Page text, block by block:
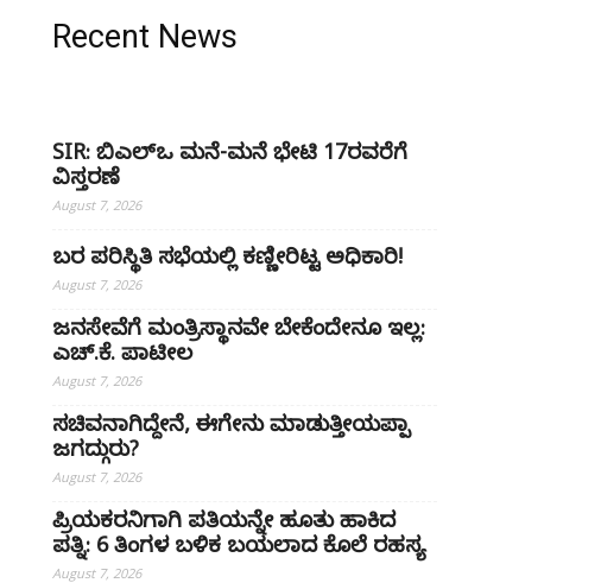
Recent News
SIR: ಬಿಎಲ್ಒ ಮನೆ-ಮನೆ ಭೇಟಿ 17ರವರೆಗೆ
ವಿಸ್ತರಣೆ
August 7, 2026
ಬರ ಪರಿಸ್ಥಿತಿ ಸಭೆಯಲ್ಲಿ ಕಣ್ಣೀರಿಟ್ಟ ಅಧಿಕಾರಿ!
August 7, 2026
ಜನಸೇವೆಗೆ ಮಂತ್ರಿಸ್ಥಾನವೇ ಬೇಕೆಂದೇನೂ ಇಲ್ಲ:
ಎಚ್‌.ಕೆ. ಪಾಟೀಲ
August 7, 2026
ಸಚಿವನಾಗಿದ್ದೇನೆ, ಈಗೇನು ಮಾಡುತ್ತೀಯಪ್ಪಾ
ಜಗದ್ಗುರು?
August 7, 2026
ಪ್ರಿಯಕರನಿಗಾಗಿ ಪತಿಯನ್ನೇ ಹೂತು ಹಾಕಿದ
ಪತ್ನಿ: 6 ತಿಂಗಳ ಬಳಿಕ ಬಯಲಾದ ಕೊಲೆ ರಹಸ್ಯ
August 7, 2026